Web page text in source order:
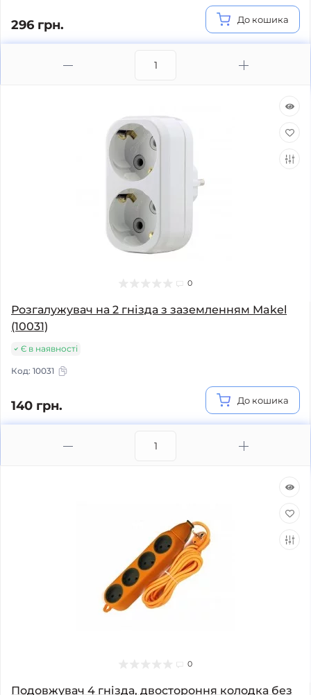
296 грн. До кошика
0
Розгалужувач на 2 гнізда з заземленням Makel
(10031)
Є в наявності
Код: 10031
140 грн. До кошика
0
Подовжувач 4 гнізда, двостороння колодка без